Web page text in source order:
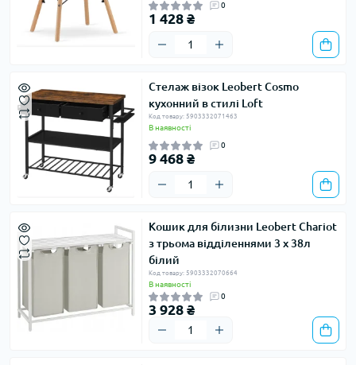
0
1 428 ₴
Стелаж візок Leobert Cosmo
кухонний в стилі Loft
Код товару: 5903332071463
В наявності
0
9 468 ₴
Кошик для білизни Leobert Chariot
з трьома відділеннями 3 x 38л
білий
Код товару: 5903332070664
В наявності
0
3 928 ₴